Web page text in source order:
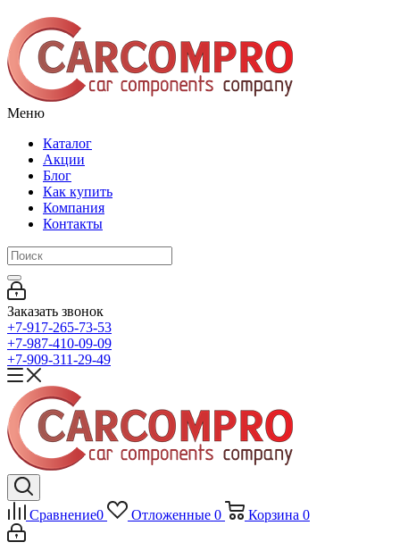
Меню
Каталог
Акции
Блог
Как купить
Компания
Контакты
Заказать звонок
+7-917-265-73-53
+7-987-410-09-09
+7-909-311-29-49
Сравнение0 Отложенные 0 Корзина 0